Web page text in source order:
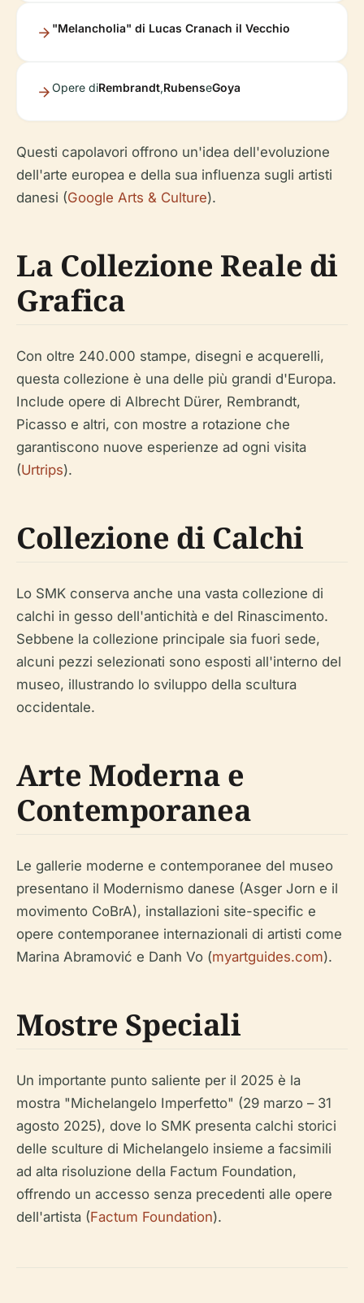
"Melancholia" di Lucas Cranach il Vecchio
Opere diRembrandt,RubenseGoya
Questi capolavori offrono un'idea dell'evoluzione
dell'arte europea e della sua influenza sugli artisti
danesi (Google Arts & Culture).
La Collezione Reale di
Grafica
Con oltre 240.000 stampe, disegni e acquerelli,
questa collezione è una delle più grandi d'Europa.
Include opere di Albrecht Dürer, Rembrandt,
Picasso e altri, con mostre a rotazione che
garantiscono nuove esperienze ad ogni visita
(Urtrips).
Collezione di Calchi
Lo SMK conserva anche una vasta collezione di
calchi in gesso dell'antichità e del Rinascimento.
Sebbene la collezione principale sia fuori sede,
alcuni pezzi selezionati sono esposti all'interno del
museo, illustrando lo sviluppo della scultura
occidentale.
Arte Moderna e
Contemporanea
Le gallerie moderne e contemporanee del museo
presentano il Modernismo danese (Asger Jorn e il
movimento CoBrA), installazioni site-specific e
opere contemporanee internazionali di artisti come
Marina Abramović e Danh Vo (myartguides.com).
Mostre Speciali
Un importante punto saliente per il 2025 è la
mostra "Michelangelo Imperfetto" (29 marzo – 31
agosto 2025), dove lo SMK presenta calchi storici
delle sculture di Michelangelo insieme a facsimili
ad alta risoluzione della Factum Foundation,
offrendo un accesso senza precedenti alle opere
dell'artista (Factum Foundation).